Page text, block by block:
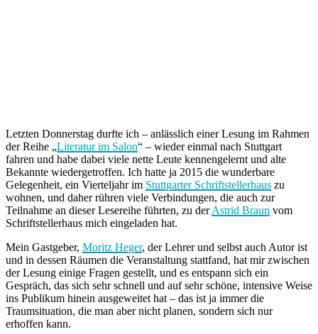
Letzten Donnerstag durfte ich – anlässlich einer Lesung im Rahmen
der Reihe „Literatur im Salon“ – wieder einmal nach Stuttgart
fahren und habe dabei viele nette Leute kennengelernt und alte
Bekannte wiedergetroffen. Ich hatte ja 2015 die wunderbare
Gelegenheit, ein Vierteljahr im Stuttgarter Schriftstellerhaus zu
wohnen, und daher rühren viele Verbindungen, die auch zur
Teilnahme an dieser Lesereihe führten, zu derAstrid Braun vom
Schriftstellerhaus mich eingeladen hat.
Mein Gastgeber, Moritz Heger, der Lehrer und selbst auch Autor ist
und in dessen Räumen die Veranstaltung stattfand, hat mir zwischen
der Lesung einige Fragen gestellt, und es entspann sich ein
Gespräch, das sich sehr schnell und auf sehr schöne, intensive Weise
ins Publikum hinein ausgeweitet hat – das ist ja immer die
Traumsituation, die man aber nicht planen, sondern sich nur
erhoffen kann.